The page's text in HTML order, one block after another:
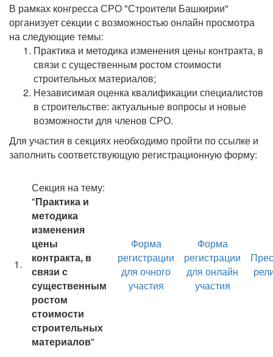
В рамках конгресса СРО "Строители Башкирии"
организует секции с возможностью онлайн просмотра
на следующие темы:
Практика и методика изменения цены контракта, в
связи с существенным ростом стоимости
строительных материалов;
Независимая оценка квалификации специалистов
в строительстве: актуальные вопросы и новые
возможности для членов СРО.
Для участия в секциях необходимо пройти по ссылке и
заполнить соответствующую регистрационную форму:
1.
Секция на тему:
"Практика и
методика
изменения
цены
контракта, в
связи с
существенным
ростом
стоимости
строительных
материалов"
Форма
регистрации
для очного
участия
Форма
регистрации
для онлайн
участия